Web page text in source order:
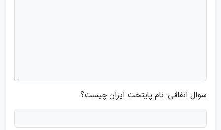
سوال اتفاقی: نام پایتخت ایران چیست؟